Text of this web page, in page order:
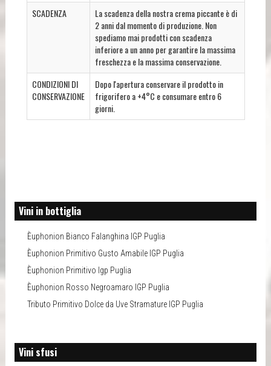
SCADENZA
La scadenza della nostra crema piccante è di
2 anni dal momento di produzione. Non
spediamo mai prodotti con scadenza
inferiore a un anno per garantire la massima
freschezza e la massima conservazione.
CONDIZIONI DI
CONSERVAZIONE
Dopo l'apertura conservare il prodotto in
frigorifero a +4°C e consumare entro 6
giorni.
Vini in bottiglia
Èuphonion Bianco Falanghina IGP Puglia
Èuphonion Primitivo Gusto Amabile IGP Puglia
Èuphonion Primitivo Igp Puglia
Èuphonion Rosso Negroamaro IGP Puglia
Tributo Primitivo Dolce da Uve Stramature IGP Puglia
Vini sfusi